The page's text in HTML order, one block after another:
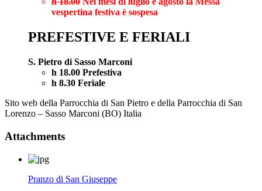
vespertina festiva è sospesa
PREFESTIVE E FERIALI
S. Pietro di Sasso Marconi
h 18.00 Prefestiva
h 8.30 Feriale
Sito web della Parrocchia di San Pietro e della Parrocchia di San
Lorenzo – Sasso Marconi (BO) Italia
Attachments
Pranzo di San Giuseppe